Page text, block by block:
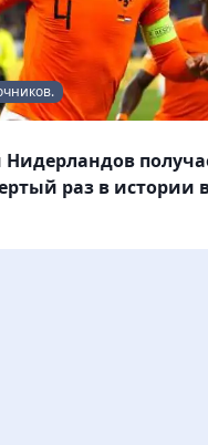
Нидерландов
раз в истории